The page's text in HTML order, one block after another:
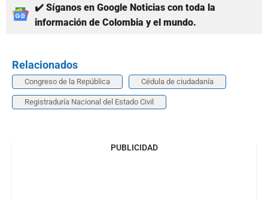
✔️ Síganos en Google Noticias con toda la
información de Colombia y el mundo.
Relacionados
Congreso de la República Cédula de ciudadanía
Registraduría Nacional del Estado Civil
PUBLICIDAD